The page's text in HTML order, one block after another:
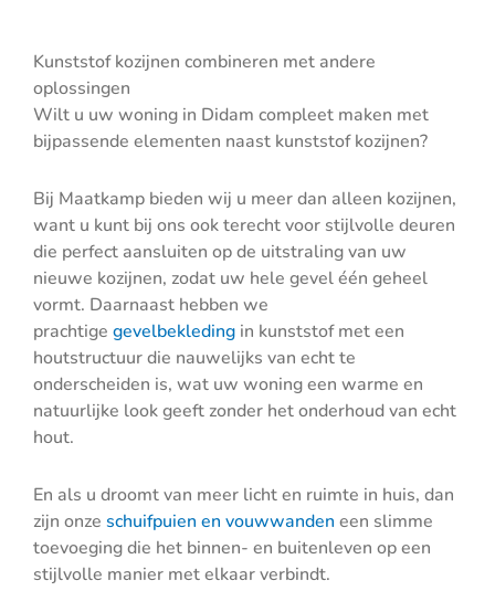
Kunststof kozijnen combineren met andere
oplossingen
Wilt u uw woning in Didam compleet maken met
bijpassende elementen naast kunststof kozijnen?
Bij Maatkamp bieden wij u meer dan alleen kozijnen,
want u kunt bij ons ook terecht voor stijlvolle deuren
die perfect aansluiten op de uitstraling van uw
nieuwe kozijnen, zodat uw hele gevel één geheel
vormt. Daarnaast hebben we
prachtige gevelbekleding in kunststof met een
houtstructuur die nauwelijks van echt te
onderscheiden is, wat uw woning een warme en
natuurlijke look geeft zonder het onderhoud van echt
hout.
En als u droomt van meer licht en ruimte in huis, dan
zijn onze schuifpuien en vouwwanden een slimme
toevoeging die het binnen- en buitenleven op een
stijlvolle manier met elkaar verbindt.